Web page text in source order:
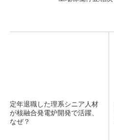
定年退職した理系シニア人材
が核融合発電炉開発で活躍、
なぜ？